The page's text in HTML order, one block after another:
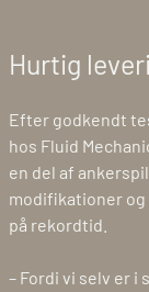
Hurtig
Efter godkendt
hos Fluid
en del af
modifikationer
på rekordtid.
– Fordi vi selv er i